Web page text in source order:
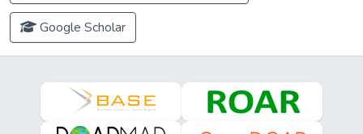
Google Scholar